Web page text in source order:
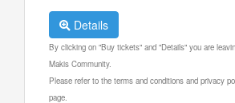
Details
By clicking on "Buy tickets" and "Details" you are
Makis Community.
Please refer to the terms and conditions and privacy
page.